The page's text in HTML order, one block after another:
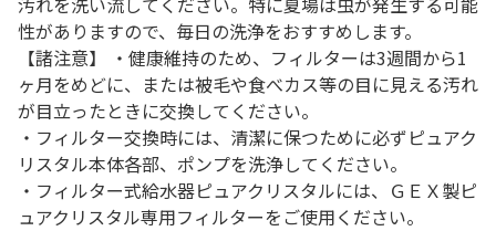
性がありますので、毎日の洗浄をおすすめします。
【諸注意】 ・健康維持のため、フィルターは3週間から1
ヶ月をめどに、または被毛や食べカス等の目に見える汚れ
が目立ったときに交換してください。
・フィルター交換時には、清潔に保つために必ずピュアク
リスタル本体各部、ポンプを洗浄してください。
・フィルター式給水器ピュアクリスタルには、ＧＥＸ製ピ
ュアクリスタル専用フィルターをご使用ください。